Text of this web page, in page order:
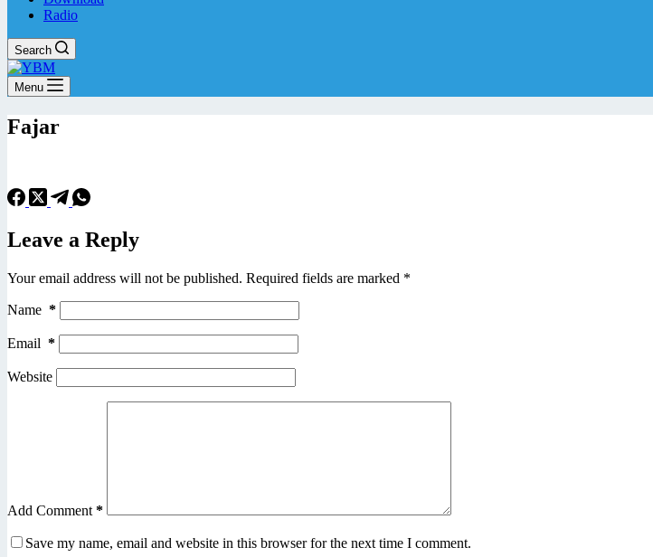
Radio
Search
Menu
Fajar
Leave a Reply
Your email address will not be published. Required fields are marked *
Name *
Email *
Website
Add Comment *
Save my name, email and website in this browser for the next time I comment.